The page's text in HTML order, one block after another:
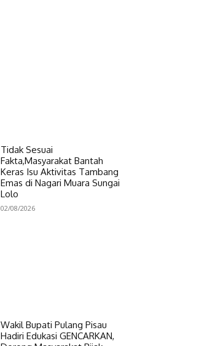
Tidak Sesuai
Fakta,Masyarakat Bantah
Keras Isu Aktivitas Tambang
Emas di Nagari Muara Sungai
Lolo
02/08/2026
Wakil Bupati Pulang Pisau
Hadiri Edukasi GENCARKAN,